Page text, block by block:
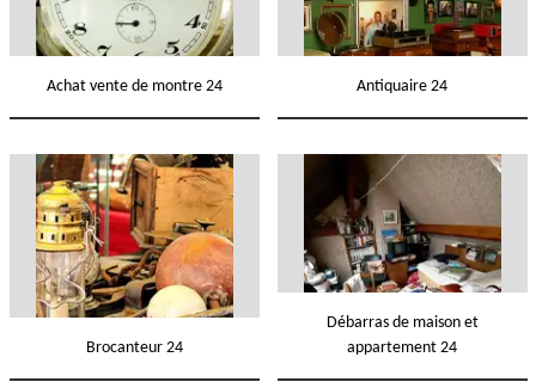
Achat vente de montre 24 Antiquaire 24
Brocanteur 24
Débarras de maison et
appartement 24